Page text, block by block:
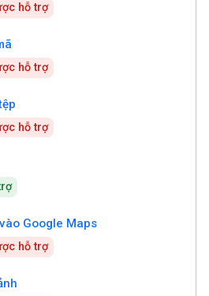
hỗ trợ
hỗ trợ
hỗ trợ
Google Maps
hỗ trợ